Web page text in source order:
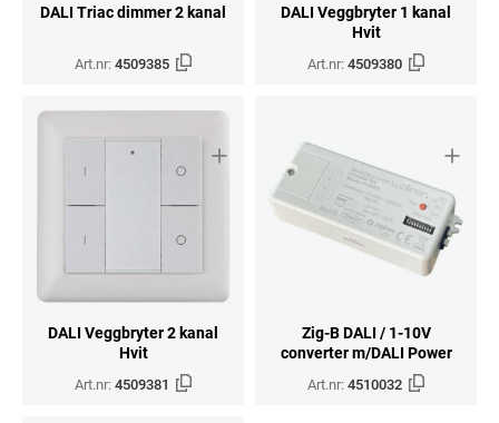
DALI Triac dimmer 2 kanal
Art.nr:4509385
DALI Veggbryter 1 kanal
Hvit
Art.nr:4509380
DALI Veggbryter 2 kanal
Hvit
Art.nr:4509381
Zig-B DALI / 1-10V
converter m/DALI Power
Art.nr:4510032